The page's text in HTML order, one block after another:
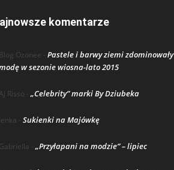
komentarze
Blog Ozonee - Pastele i barwy ziemi zdominowały
w sezonie wiosna-lato 2015
Risso - „Celebrity” marki By Dziubeka
lenka - Sukienki na Majówkę
Gabriella - „Przyłapani na modzie” – lipiec